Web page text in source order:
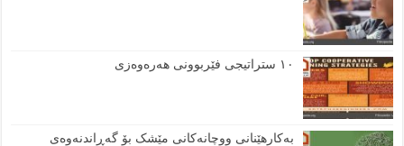
١٠ ستراتیجی فێربوونی هەرەوەزی
بەکارهێنانی ووچانەکانی مێشک بۆ گەڕاندنەوەی